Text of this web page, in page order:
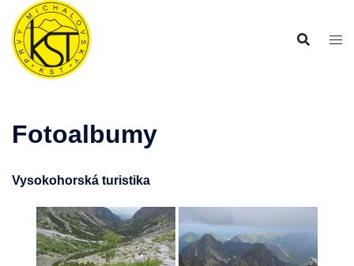
Preskočiť
obsah
Fotoalbumy
Vysokohorská turistika